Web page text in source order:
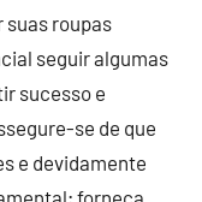
suas roupas
seguir algumas
sucesso e
se de que
e devidamente
forneça